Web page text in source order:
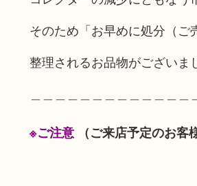
そのため「お早めに処分（ご
整理されるお品物がございま
※ご注意（ご来店予定のお客